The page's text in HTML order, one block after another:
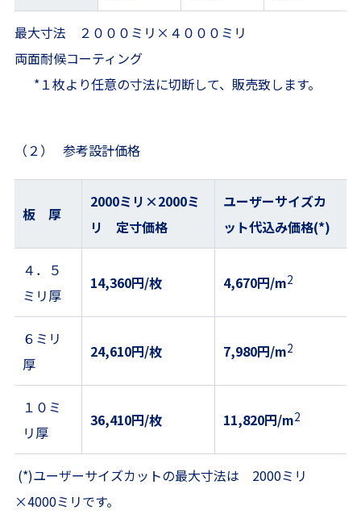
最大寸法 ２０００ミリ×４０００ミリ
両面耐候コーティング
*１枚より任意の寸法に切断して、販売致します。
（２） 参考設計価格
板 厚
2000ミリ×2000ミ
リ 定寸価格
ユーザーサイズカ
ット代込み価格(*)
４．５
ミリ厚
14,360円/枚 4,670円/m2
６ミリ
厚
24,610円/枚 7,980円/m2
１０ミ
リ厚
36,410円/枚 11,820円/m2
(*)ユーザーサイズカットの最大寸法は 2000ミリ
×4000ミリです。